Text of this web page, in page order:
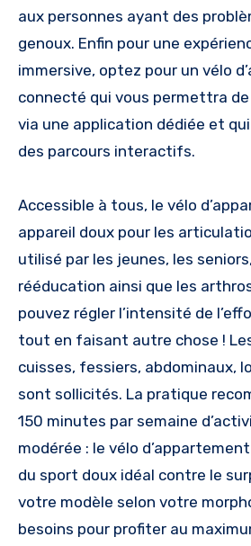
aux personnes ayant des
genoux. Enfin pour une
immersive, optez pour un vélo
connecté qui vous permettra
via une application dédiée et
des parcours interactifs.
Accessible à tous, le vélo
appareil doux pour les
utilisé par les jeunes, les
rééducation ainsi que les
pouvez régler l’intensité de
tout en faisant autre chose !
cuisses, fessiers, abdominaux,
sont sollicités. La pratique
150 minutes par semaine
modérée : le vélo
du sport doux idéal contre le
votre modèle selon votre
besoins pour profiter au